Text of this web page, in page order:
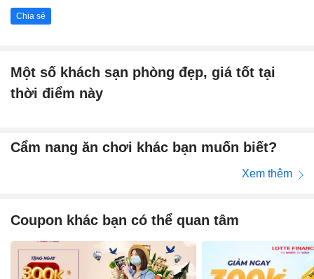
Chia sẻ
Một số khách sạn phòng đẹp, giá tốt tại
thời điểm này
Cẩm nang ăn chơi khác bạn muốn biết?
Xem thêm
Coupon khác bạn có thể quan tâm